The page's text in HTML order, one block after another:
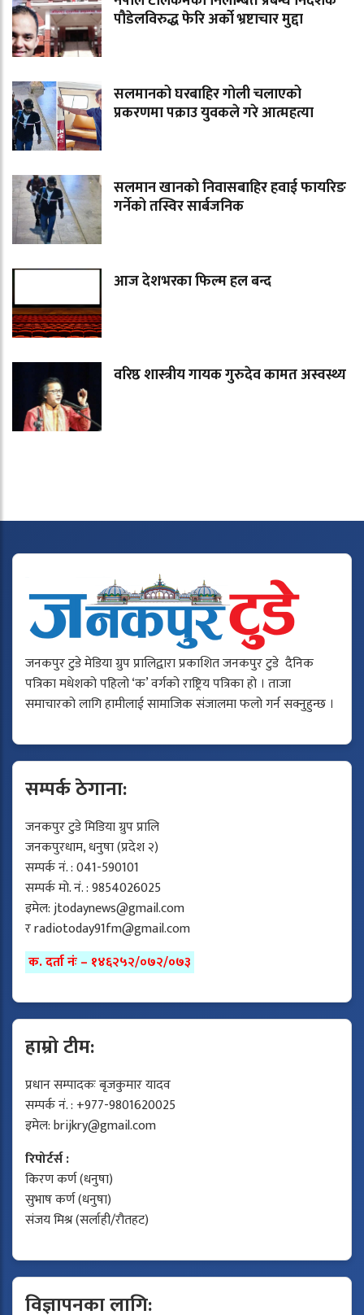
पौडेलविरुद्ध फेरि अर्को भ्रष्टाचार मुद्दा
सलमानको घरबाहिर गोली चलाएको
प्रकरणमा पक्राउ युवकले गरे आत्महत्या
सलमान खानको निवासबाहिर हवाई फायरिङ
गर्नेको तस्विर सार्बजनिक
आज देशभरका फिल्म हल बन्द
वरिष्ठ शास्त्रीय गायक गुरुदेव कामत अस्वस्थ्य
जनकपुर टुडे मेडिया ग्रुप प्रालिद्वारा प्रकाशित जनकपुर टुडे दैनिक
पत्रिका मधेशको पहिलो ‘क’ वर्गको राष्ट्रिय पत्रिका हो । ताजा
समाचारको लागि हामीलाई सामाजिक संजालमा फलो गर्न सक्नुहुन्छ ।
सम्पर्क ठेगाना:
जनकपुर टुडे मिडिया ग्रुप प्रालि
जनकपुरधाम, धनुषा (प्रदेश २)
सम्पर्क नं. : 041-590101
सम्पर्क मो. नं. : 9854026025
इमेल:jtodaynews@gmail.com
रradiotoday91fm@gmail.com
क. दर्ता नंः – १४६२५२/०७२/०७३
हाम्रो टीम:
प्रधान सम्पादकः बृजकुमार यादव
सम्पर्क नं. : +977-9801620025
इमेल:brijkry@gmail.com
रिपोर्टर्स :
किरण कर्ण (धनुषा)
सुभाष कर्ण (धनुषा)
संजय मिश्र (सर्लाही/रौतहट)
विज्ञापनका लागि: